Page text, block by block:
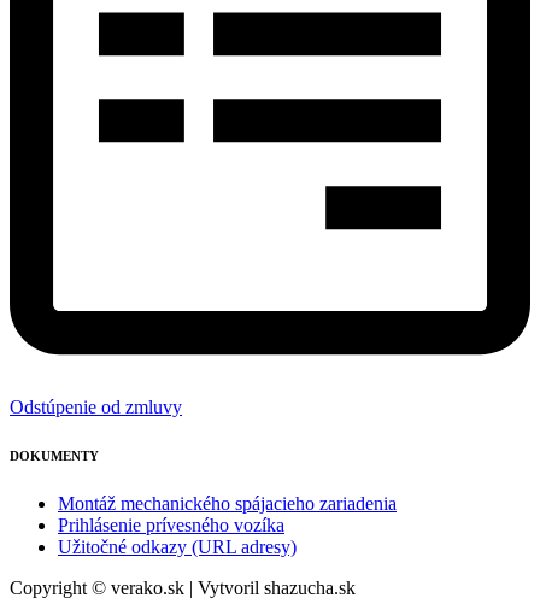
Odstúpenie od zmluvy
DOKUMENTY
Montáž mechanického spájacieho zariadenia
Prihlásenie prívesného vozíka
Užitočné odkazy (URL adresy)
Copyright © verako.sk | Vytvoril shazucha.sk